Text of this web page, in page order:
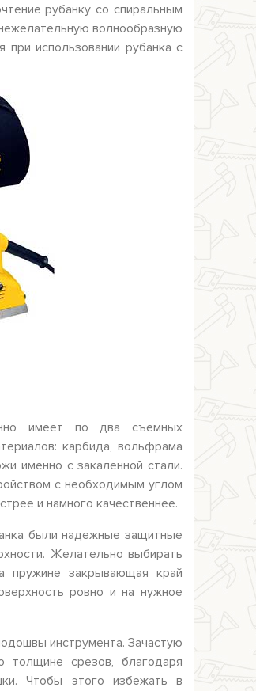
рубанку со спиральным
волнообразную
использовании рубанка с
имеет по два съемных
карбида, вольфрама
именно с закаленной стали.
с необходимым углом
и намного качественнее.
были надежные защитные
Желательно выбирать
пружине закрывающая край
ровно и на нужное
инструмента. Зачастую
толщине срезов, благодаря
Чтобы этого избежать в